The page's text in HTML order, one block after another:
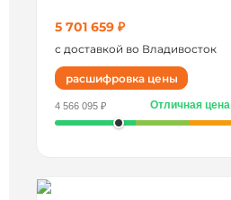
5 701 659 ₽
с доставкой во Владивосток
расшифровка цены
4 566 095 ₽ Отличная цена